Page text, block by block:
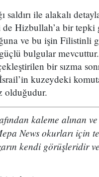
ile alakalı
Hizbullah’a bir tepki
ve bu işin Filistinli
bulgular
bir sızma
kuzeydeki
olduğudur.
kaleme alınan
News okurları için
kendi görüşleridir